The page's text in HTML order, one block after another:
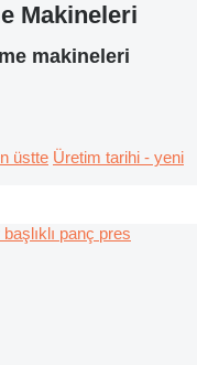
Makineleri
makineleri
üstte Üretim tarihi - yeni